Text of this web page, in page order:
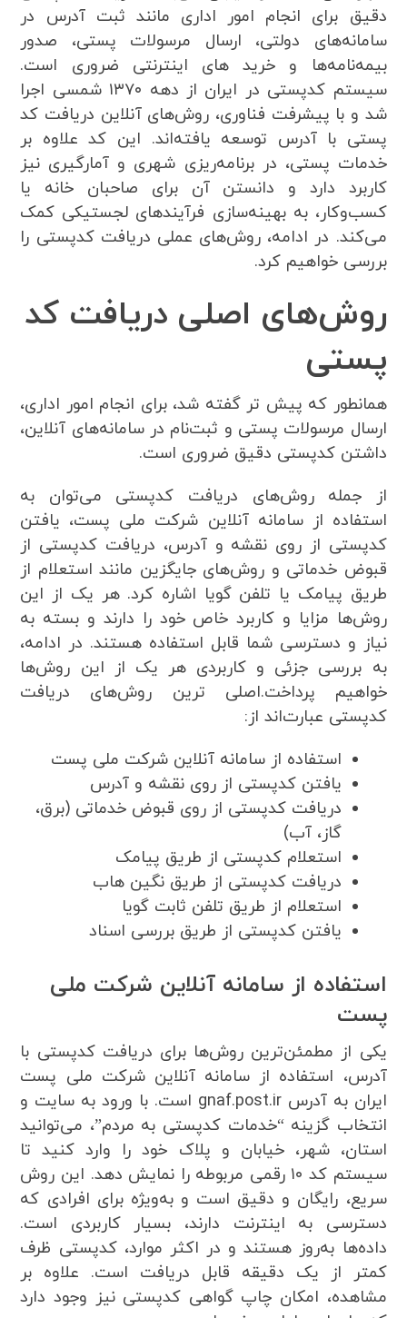
دقیق برای انجام امور اداری مانند ثبت آدرس در
سامانه‌های دولتی، ارسال مرسولات پستی، صدور
بیمه‌نامه‌ها و خرید های اینترنتی ضروری است.
سیستم کدپستی در ایران از دهه ۱۳۷۰ شمسی اجرا
شد و با پیشرفت فناوری، روش‌های آنلاین دریافت کد
پستی با آدرس توسعه یافته‌اند. این کد علاوه بر
خدمات پستی، در برنامه‌ریزی شهری و آمارگیری نیز
کاربرد دارد و دانستن آن برای صاحبان خانه یا
کسب‌وکار، به بهینه‌سازی فرآیندهای لجستیکی کمک
می‌کند. در ادامه، روش‌های عملی دریافت کدپستی را
بررسی خواهیم کرد.
روش‌های اصلی دریافت کد
پستی
همانطور که پیش تر گفته شد، برای انجام امور اداری،
ارسال مرسولات پستی و ثبت‌نام در سامانه‌های آنلاین،
داشتن کدپستی دقیق ضروری است.
از جمله روش‌های دریافت کدپستی می‌توان به
استفاده از سامانه آنلاین شرکت ملی پست، یافتن
کدپستی از روی نقشه و آدرس، دریافت کدپستی از
قبوض خدماتی و روش‌های جایگزین مانند استعلام از
طریق پیامک یا تلفن گویا اشاره کرد. هر یک از این
روش‌ها مزایا و کاربرد خاص خود را دارند و بسته به
نیاز و دسترسی شما قابل استفاده هستند. در ادامه،
به بررسی جزئی و کاربردی هر یک از این روش‌ها
خواهیم پرداخت.اصلی ترین روش‌های دریافت
کدپستی عبارت‌اند از:
استفاده از سامانه آنلاین شرکت ملی پست
یافتن کدپستی از روی نقشه و آدرس
دریافت کدپستی از روی قبوض خدماتی (برق،
گاز، آب)
استعلام کدپستی از طریق پیامک
دریافت کدپستی از طریق نگین هاب
استعلام از طریق تلفن ثابت گویا
یافتن کدپستی از طریق بررسی اسناد
استفاده از سامانه آنلاین شرکت ملی
پست
یکی از مطمئن‌ترین روش‌ها برای دریافت کدپستی با
آدرس، استفاده از سامانه آنلاین شرکت ملی پست
ایران به آدرس gnaf.post.ir است. با ورود به سایت و
انتخاب گزینه “خدمات کدپستی به مردم”، می‌توانید
استان، شهر، خیابان و پلاک خود را وارد کنید تا
سیستم کد ۱۰ رقمی مربوطه را نمایش دهد. این روش
سریع، رایگان و دقیق است و به‌ویژه برای افرادی که
دسترسی به اینترنت دارند، بسیار کاربردی است.
داده‌ها به‌روز هستند و در اکثر موارد، کدپستی ظرف
کمتر از یک دقیقه قابل دریافت است. علاوه بر
مشاهده، امکان چاپ گواهی کدپستی نیز وجود دارد